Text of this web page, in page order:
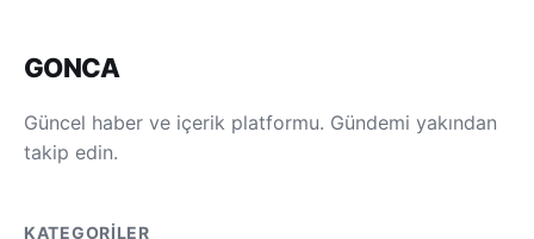
GONCA
Güncel haber ve içerik platformu. Gündemi yakından
takip edin.
KATEGORILER